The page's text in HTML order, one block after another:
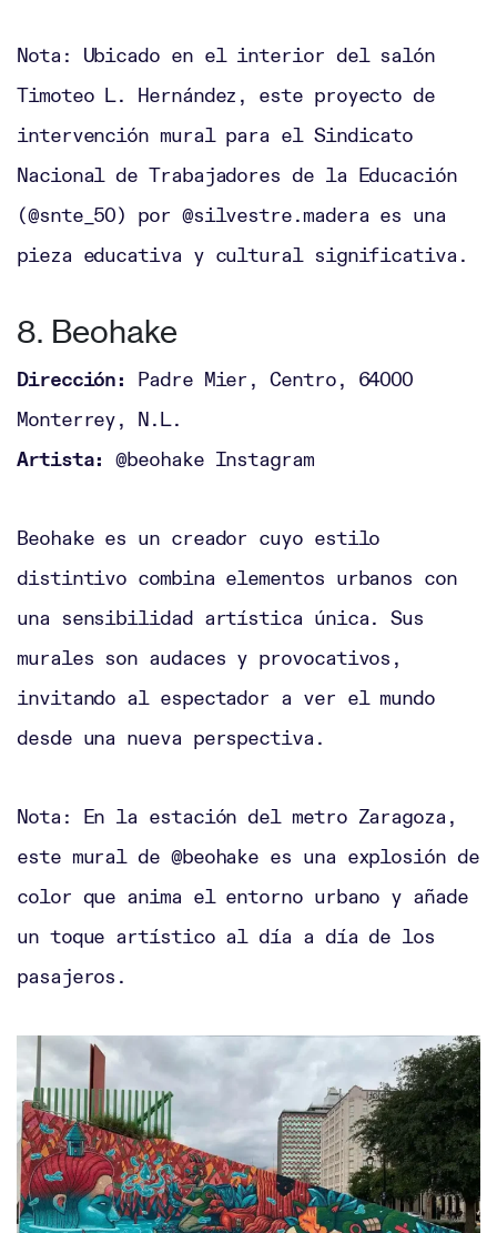
Nota: Ubicado en el interior del salón
Timoteo L. Hernández, este proyecto de
intervención mural para el Sindicato
Nacional de Trabajadores de la Educación
(@snte_50) por @silvestre.madera es una
pieza educativa y cultural significativa.
8. Beohake
Dirección: Padre Mier, Centro, 64000
Monterrey, N.L.
Artista: @beohake Instagram
Beohake es un creador cuyo estilo
distintivo combina elementos urbanos con
una sensibilidad artística única. Sus
murales son audaces y provocativos,
invitando al espectador a ver el mundo
desde una nueva perspectiva.
Nota: En la estación del metro Zaragoza,
este mural de @beohake es una explosión de
color que anima el entorno urbano y añade
un toque artístico al día a día de los
pasajeros.